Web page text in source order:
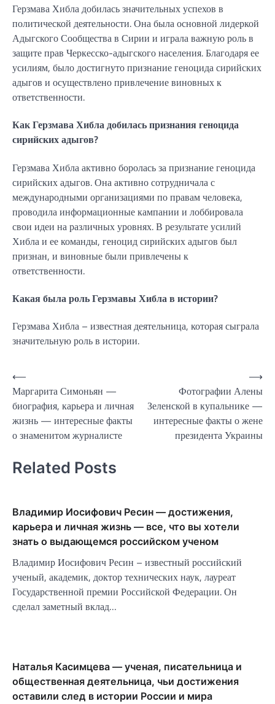
Герзмава Хибла добилась значительных успехов в
политической деятельности. Она была основной лидеркой
Адыгского Сообщества в Сирии и играла важную роль в
защите прав Черкесско-адыгского населения. Благодаря ее
усилиям, было достигнуто признание геноцида сирийских
адыгов и осуществлено привлечение виновных к
ответственности.
Как Герзмава Хибла добилась признания геноцида
сирийских адыгов?
Герзмава Хибла активно боролась за признание геноцида
сирийских адыгов. Она активно сотрудничала с
международными организациями по правам человека,
проводила информационные кампании и лоббировала
свои идеи на различных уровнях. В результате усилий
Хибла и ее команды, геноцид сирийских адыгов был
признан, и виновные были привлечены к
ответственности.
Какая была роль Герзмавы Хибла в истории?
Герзмава Хибла – известная деятельница, которая сыграла
значительную роль в истории.
Навигация
по
записям
⟵
Маргарита Симоньян —
биография, карьера и личная
жизнь — интересные факты
о знаменитом журналисте
Фотографии Алены
Зеленской в купальнике —
интересные факты о жене
президента Украины
⟶
Related Posts
Владимир Иосифович Ресин — достижения,
карьера и личная жизнь — все, что вы хотели
знать о выдающемся российском ученом
Владимир Иосифович Ресин – известный российский
ученый, академик, доктор технических наук, лауреат
Государственной премии Российской Федерации. Он
сделал заметный вклад…
Наталья Касимцева — ученая, писательница и
общественная деятельница, чьи достижения
оставили след в истории России и мира